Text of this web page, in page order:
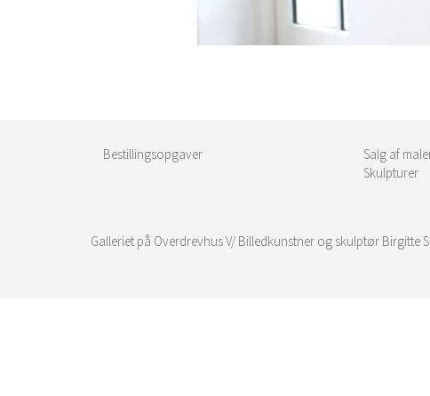
Bestillingsopgaver
Salg af
Skulpturer
Galleriet på Overdrevhus V/ Billedkunstner og skulptør Birgitte